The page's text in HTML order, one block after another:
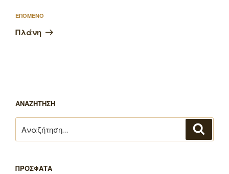
Επόμενο
άρθρο
ΕΠΟΜΕΝΟ
Πλάνη
ΑΝΑΖΗΤΗΣΗ
για:
ΠΡΟΣΦΑΤΑ